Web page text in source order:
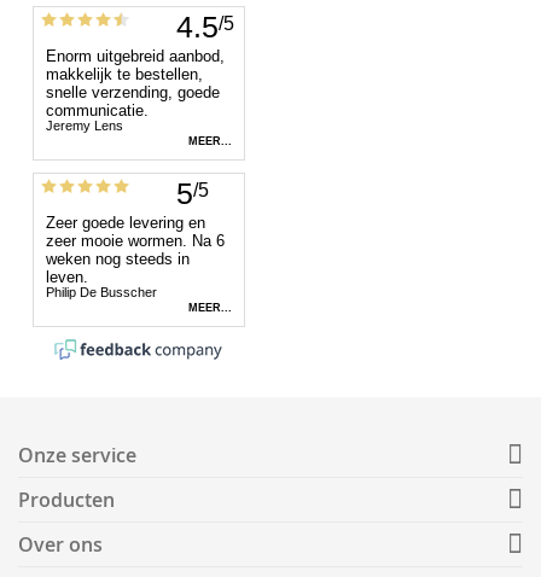
Onze service
Producten
Over ons